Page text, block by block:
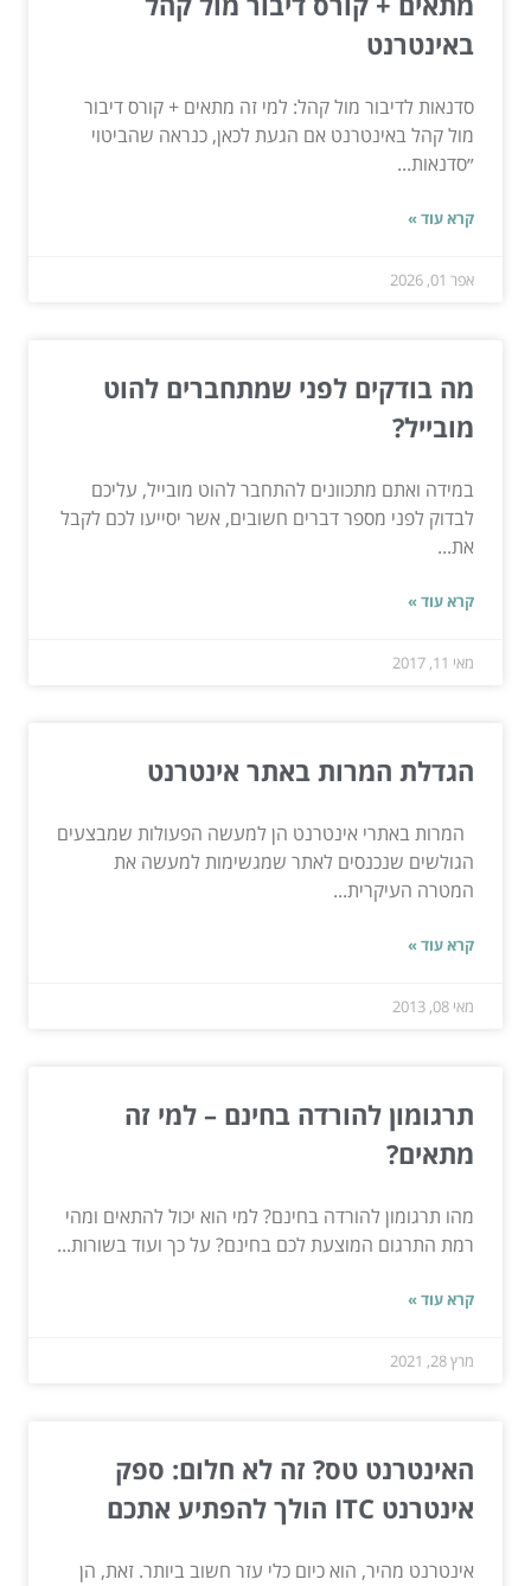
באינטרנט
סדנאות לדיבור מול קהל: למי זה מתאים + קורס דיבור
מול קהל באינטרנט אם הגעת לכאן, כנראה שהביטוי
״סדנאות...
קרא עוד »
אפר 01, 2026
מה בודקים לפני שמתחברים להוט
מובייל?
במידה ואתם מתכוונים להתחבר להוט מובייל, עליכם
לבדוק לפני מספר דברים חשובים, אשר יסייעו לכם לקבל
את...
קרא עוד »
מאי 11, 2017
הגדלת המרות באתר אינטרנט
המרות באתרי אינטרנט הן למעשה הפעולות שמבצעים
הגולשים שנכנסים לאתר שמגשימות למעשה את
המטרה העיקרית...
קרא עוד »
מאי 08, 2013
תרגומון להורדה בחינם – למי זה
מתאים?
מהו תרגומון להורדה בחינם? למי הוא יכול להתאים ומהי
רמת התרגום המוצעת לכם בחינם? על כך ועוד בשורות...
קרא עוד »
מרץ 28, 2021
האינטרנט טס? זה לא חלום: ספק
אינטרנט ITC הולך להפתיע אתכם
אינטרנט מהיר, הוא כיום כלי עזר חשוב ביותר. זאת, הן